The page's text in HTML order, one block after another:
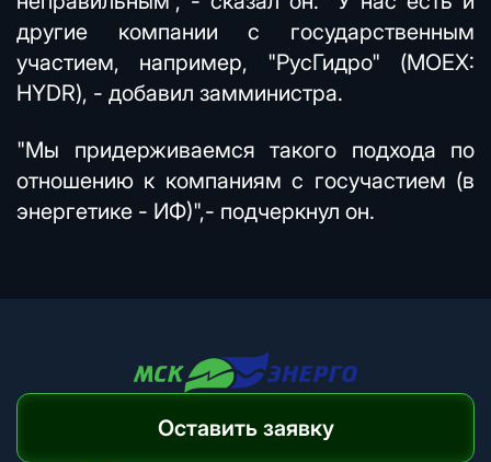
другие компании с государственным
участием, например, "РусГидро" (MOEX:
HYDR), - добавил замминистра.
"Мы придерживаемся такого подхода по
отношению к компаниям с госучастием (в
энергетике - ИФ)",- подчеркнул он.
Оставить заявку